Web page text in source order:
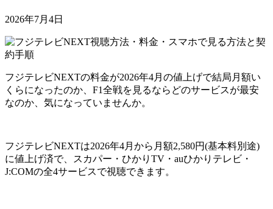
2026年7月4日
フジテレビNEXTの料金が2026年4月の値上げで結局月額い
くらになったのか、F1全戦を見るならどのサービスが最安
なのか、気になっていませんか。
フジテレビNEXTは2026年4月から月額2,580円(基本料別途)
に値上げ済で、スカパー・ひかりTV・auひかりテレビ・
J:COMの全4サービスで視聴できます。